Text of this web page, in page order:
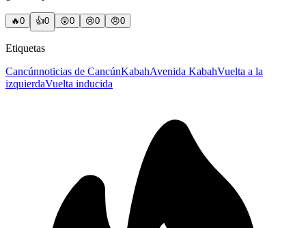
🔥0 👍0 😲0 😢0 😠0
Etiquetas
Cancúnnoticias de CancúnKabahAvenida KabahVuelta a la
izquierdaVuelta inducida